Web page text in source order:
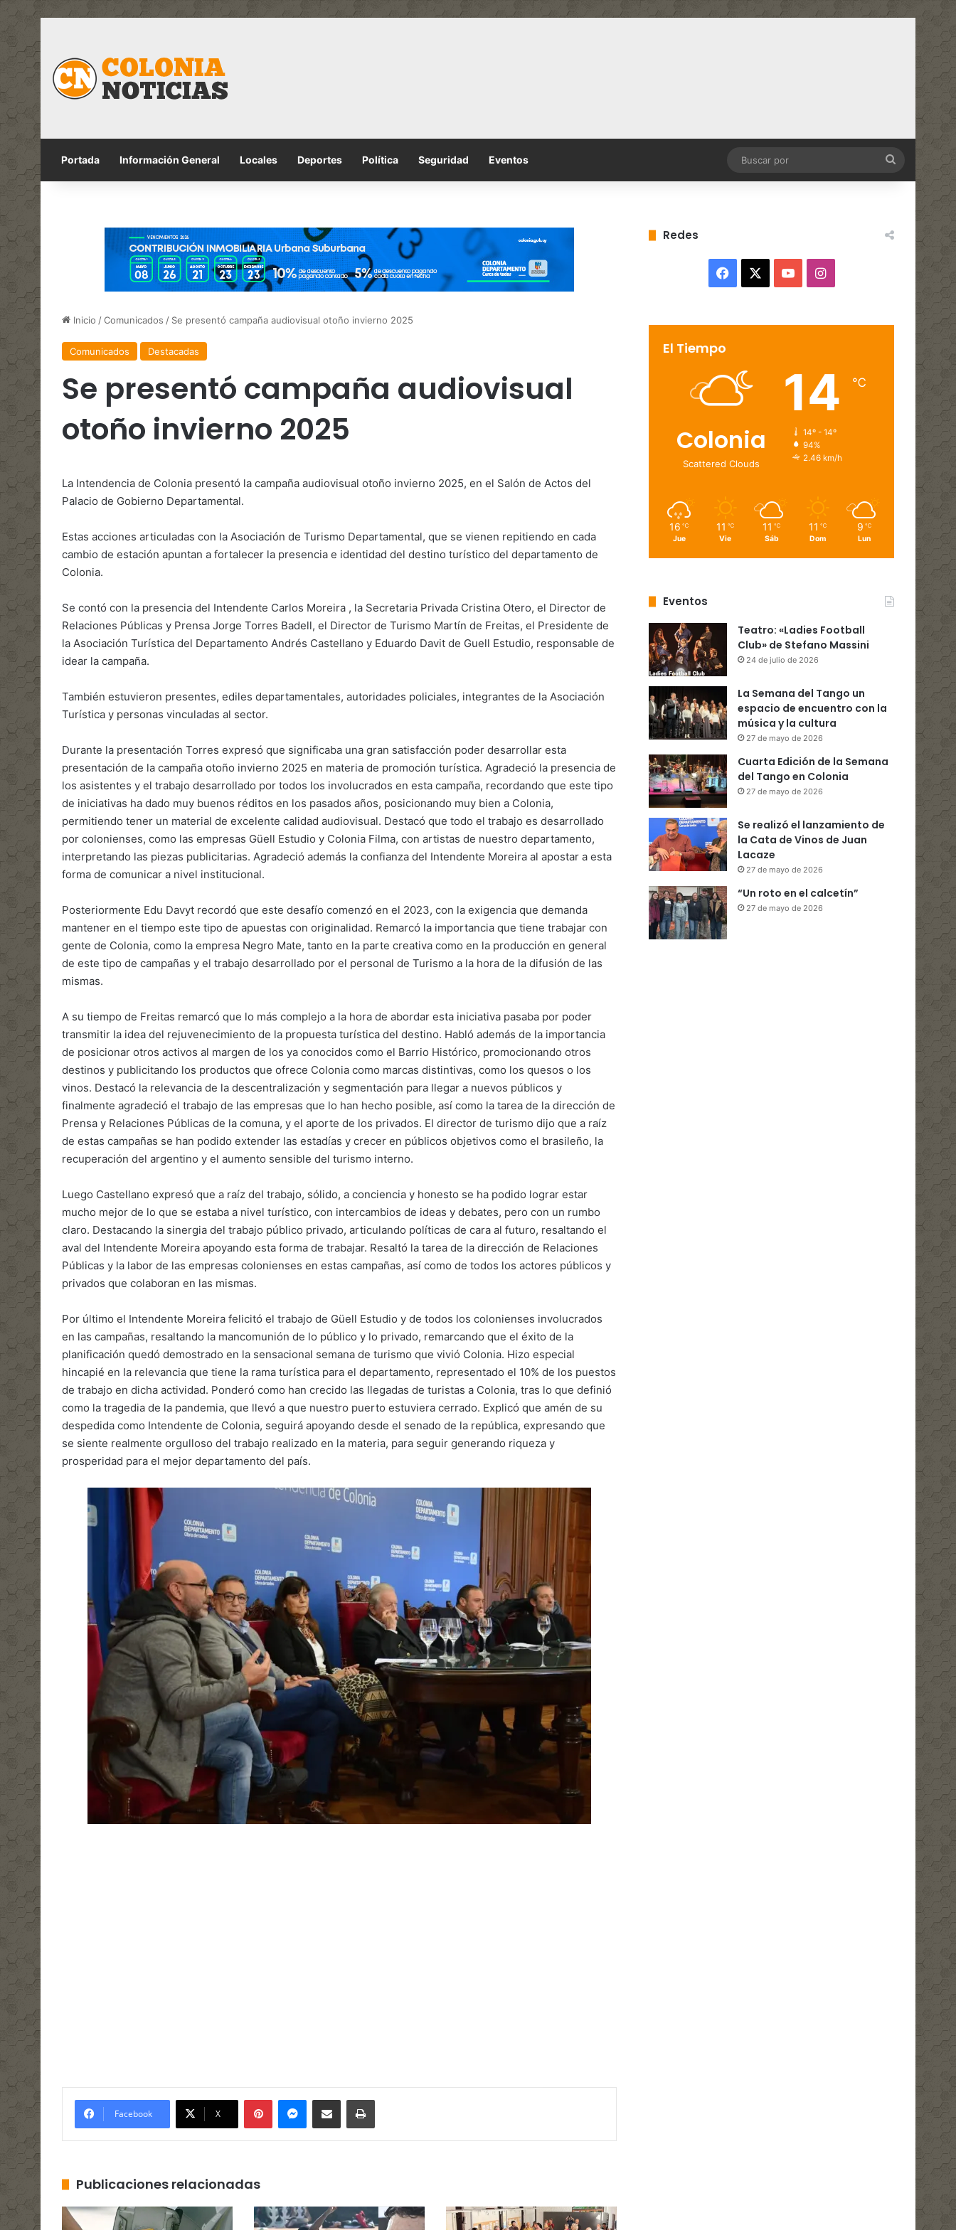
Portada Información General Locales Deportes Política Seguridad Eventos
por
Inicio /Comunicados / Se presentó campaña audiovisual otoño invierno 2025
Comunicados Destacadas
Se presentó campaña audiovisual
otoño invierno 2025
La Intendencia de Colonia presentó la campaña audiovisual otoño invierno 2025, en el Salón de Actos del
Palacio de Gobierno Departamental.
Estas acciones articuladas con la Asociación de Turismo Departamental, que se vienen repitiendo en cada
cambio de estación apuntan a fortalecer la presencia e identidad del destino turístico del departamento de
Colonia.
Se contó con la presencia del Intendente Carlos Moreira , la Secretaria Privada Cristina Otero, el Director de
Relaciones Públicas y Prensa Jorge Torres Badell, el Director de Turismo Martín de Freitas, el Presidente de
la Asociación Turística del Departamento Andrés Castellano y Eduardo Davit de Guell Estudio, responsable de
idear la campaña.
También estuvieron presentes, ediles departamentales, autoridades policiales, integrantes de la Asociación
Turística y personas vinculadas al sector.
Durante la presentación Torres expresó que significaba una gran satisfacción poder desarrollar esta
presentación de la campaña otoño invierno 2025 en materia de promoción turística. Agradeció la presencia de
los asistentes y el trabajo desarrollado por todos los involucrados en esta campaña, recordando que este tipo
de iniciativas ha dado muy buenos réditos en los pasados años, posicionando muy bien a Colonia,
permitiendo tener un material de excelente calidad audiovisual. Destacó que todo el trabajo es desarrollado
por colonienses, como las empresas Güell Estudio y Colonia Filma, con artistas de nuestro departamento,
interpretando las piezas publicitarias. Agradeció además la confianza del Intendente Moreira al apostar a esta
forma de comunicar a nivel institucional.
Posteriormente Edu Davyt recordó que este desafío comenzó en el 2023, con la exigencia que demanda
mantener en el tiempo este tipo de apuestas con originalidad. Remarcó la importancia que tiene trabajar con
gente de Colonia, como la empresa Negro Mate, tanto en la parte creativa como en la producción en general
de este tipo de campañas y el trabajo desarrollado por el personal de Turismo a la hora de la difusión de las
mismas.
A su tiempo de Freitas remarcó que lo más complejo a la hora de abordar esta iniciativa pasaba por poder
transmitir la idea del rejuvenecimiento de la propuesta turística del destino. Habló además de la importancia
de posicionar otros activos al margen de los ya conocidos como el Barrio Histórico, promocionando otros
destinos y publicitando los productos que ofrece Colonia como marcas distintivas, como los quesos o los
vinos. Destacó la relevancia de la descentralización y segmentación para llegar a nuevos públicos y
finalmente agradeció el trabajo de las empresas que lo han hecho posible, así como la tarea de la dirección de
Prensa y Relaciones Públicas de la comuna, y el aporte de los privados. El director de turismo dijo que a raíz
de estas campañas se han podido extender las estadías y crecer en públicos objetivos como el brasileño, la
recuperación del argentino y el aumento sensible del turismo interno.
Luego Castellano expresó que a raíz del trabajo, sólido, a conciencia y honesto se ha podido lograr estar
mucho mejor de lo que se estaba a nivel turístico, con intercambios de ideas y debates, pero con un rumbo
claro. Destacando la sinergia del trabajo público privado, articulando políticas de cara al futuro, resaltando el
aval del Intendente Moreira apoyando esta forma de trabajar. Resaltó la tarea de la dirección de Relaciones
Públicas y la labor de las empresas colonienses en estas campañas, así como de todos los actores públicos y
privados que colaboran en las mismas.
Por último el Intendente Moreira felicitó el trabajo de Güell Estudio y de todos los colonienses involucrados
en las campañas, resaltando la mancomunión de lo público y lo privado, remarcando que el éxito de la
planificación quedó demostrado en la sensacional semana de turismo que vivió Colonia. Hizo especial
hincapié en la relevancia que tiene la rama turística para el departamento, representado el 10% de los puestos
de trabajo en dicha actividad. Ponderó como han crecido las llegadas de turistas a Colonia, tras lo que definió
como la tragedia de la pandemia, que llevó a que nuestro puerto estuviera cerrado. Explicó que amén de su
despedida como Intendente de Colonia, seguirá apoyando desde el senado de la república, expresando que
se siente realmente orgulloso del trabajo realizado en la materia, para seguir generando riqueza y
prosperidad para el mejor departamento del país.
Facebook X
PinterestMessengerCompartir por correo electrónicoImprimir
Publicaciones relacionadas
Redes
Facebook YouTubeInstagram
El Tiempo
Colonia
Scattered Clouds
14 ℃
14º - 14º
94%
2.46 km/h
16 ℃
Jue
11 ℃
Vie
11 ℃
Sáb
11 ℃
Dom
9 ℃
Lun
Eventos
Teatro: «Ladies Football
Club» de Stefano Massini
24 de julio de 2026
La Semana del Tango un
espacio de encuentro con la
música y la cultura
27 de mayo de 2026
Cuarta Edición de la Semana
del Tango en Colonia
27 de mayo de 2026
Se realizó el lanzamiento de
la Cata de Vinos de Juan
Lacaze
27 de mayo de 2026
“Un roto en el calcetín”
27 de mayo de 2026